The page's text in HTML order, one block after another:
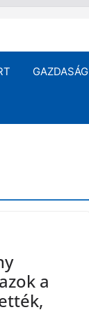
GAZDASÁG
a